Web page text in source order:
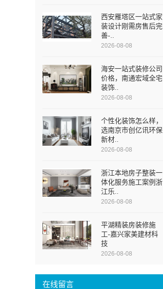
西安雁塔区一站式家
装设计刚需房售后完
善-..
2026-08-08
海安一站式装修公司
价格，南通宏域全宅
装饰..
2026-08-08
个性化装饰怎么样，
选南京市创亿讯环保
新材..
2026-08-08
浙江本地房子整装一
体化服务施工案例浙
江乐..
2026-08-08
平湖精装房装修施
工-嘉兴家美建材科
技
2026-08-08
在线留言